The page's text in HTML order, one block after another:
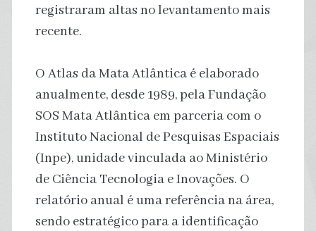
registraram altas no levantamento mais
recente.
O Atlas da Mata Atlântica é elaborado
anualmente, desde 1989, pela Fundação
SOS Mata Atlântica em parceria com o
Instituto Nacional de Pesquisas Espaciais
(Inpe), unidade vinculada ao Ministério
de Ciência Tecnologia e Inovações. O
relatório anual é uma referência na área,
sendo estratégico para a identificação